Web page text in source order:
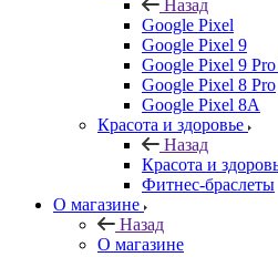
Назад
Google Pixel
Google Pixel 9
Google Pixel 9
Google Pixel 8 Pro
Google Pixel 8A
Красота и здоровье
Назад
Красота и
Фитнес-браслеты
О магазине
Назад
О магазине